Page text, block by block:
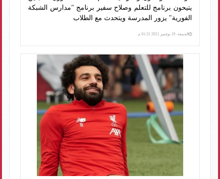
يتيحون برنامج للتعلم وصلاح سفير برنامج "مدارس الشبكة
الفورية" يزور المدرسة ويتحدث مع الطلاب
الجمعة، 19 نوفمبر 2021 01:31 م